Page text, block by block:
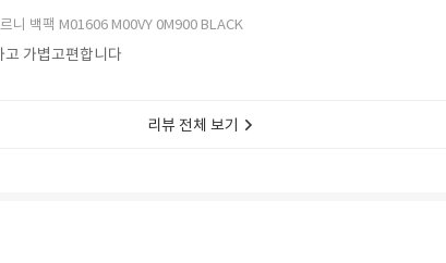
니 백팩 M01606 M00VY 0M900 BLACK
가볍고편합니다
리뷰 전체 보기